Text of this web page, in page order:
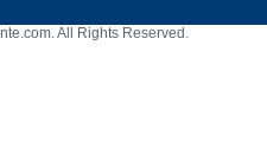
All Rights Reserved.